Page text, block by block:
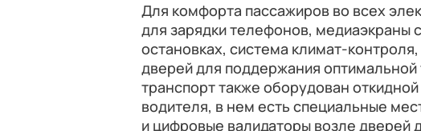
Для комфорта пассажиров во всех
для зарядки телефонов,
остановках, система климат-
дверей для поддержания
транспорт также оборудован
водителя, в нем есть специальные
и цифровые валидаторы возле дверей